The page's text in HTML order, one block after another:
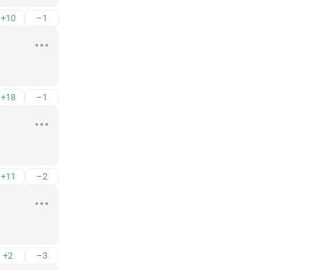
+10 –1
+18 –1
+11 –2
+2 –3